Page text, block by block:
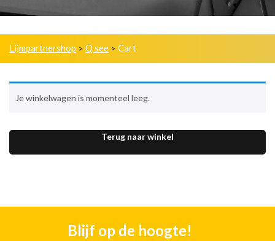
Lijmpartnershop > Q see > Cart
Je winkelwagen is momenteel leeg.
Terug naar winkel
Blijf op de hoogte!